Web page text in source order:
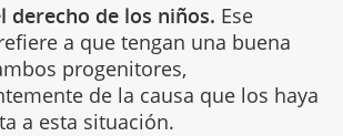
derecho de los niños. Ese
a que tengan una buena
progenitores,
de la causa que los haya
a esta situación.